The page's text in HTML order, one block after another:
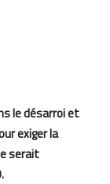
le désarroi et
exiger la
serait